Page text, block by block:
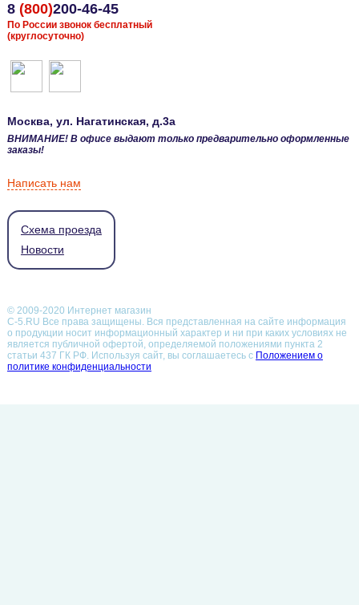
8 (800)200-46-45
По России звонок бесплатный
(круглосуточно)
Москва, ул. Нагатинская, д.3а
ВНИМАНИЕ! В офисе выдают только предварительно оформленные
заказы!
Написать нам
Схема проезда
Новости
© 2009-2020 Интернет магазин
С-5.RU Все права защищены. Вся представленная на сайте информация
о продукции носит информационный характер и ни при каких условиях не
является публичной офертой, определяемой положениями пункта 2
статьи 437 ГК РФ.Используя сайт, вы соглашаетесь с Положением о
политике конфиденциальности